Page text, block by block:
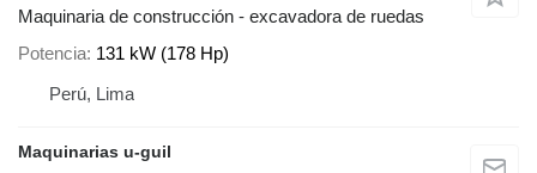
Maquinaria de construcción - excavadora de ruedas
Potencia 131 kW (178 Hp)
Perú, Lima
Maquinarias u-guil